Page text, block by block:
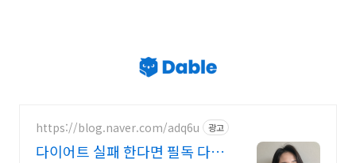
https://blog.naver.com/adq6u 광고
다이어트 실패 한다면 필독 다이